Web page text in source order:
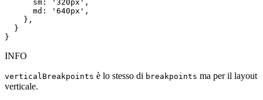
      sm
: ' 320px ' ,
      md
: ' 640px ' ,
    },
  }
}
INFO
verticalBreakpoints è lo stesso di breakpoints ma per il layout
verticale.